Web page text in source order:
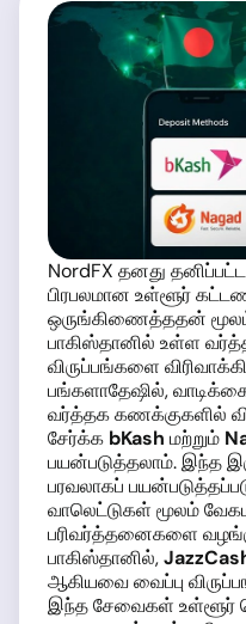
NordFX தனது
பிரபலமான உள்ளூர்
ஒருங்கிணைத்ததன்
பாகிஸ்தானில் உள்ள
விருப்பங்களை
பங்களாதேஷில்,
வர்த்தக கணக்குகளில்
சேர்க்க bKash மற்றும்
பயன்படுத்தலாம். இந்த
பரவலாகப்
வாலெட்டுகள் மூலம்
பரிவர்த்தனைகளை
பாகிஸ்தானில்,
ஆகியவை வைப்பு
இந்த சேவைகள்